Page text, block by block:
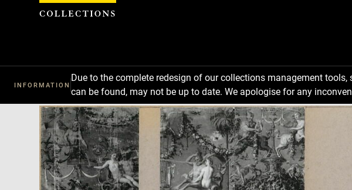
INFORMATION
Due to the complete redesign of our collections management
can be found, may not be up to date. We apologise for any
Download
Next
Previous
Cookies management panel